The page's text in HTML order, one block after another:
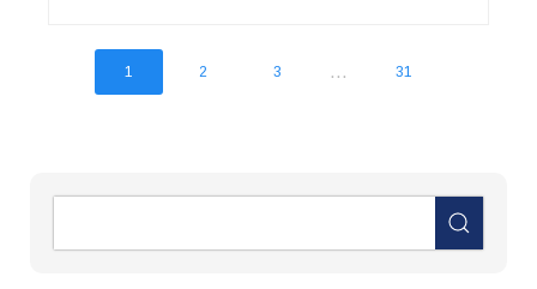
1 2 3 ... 31